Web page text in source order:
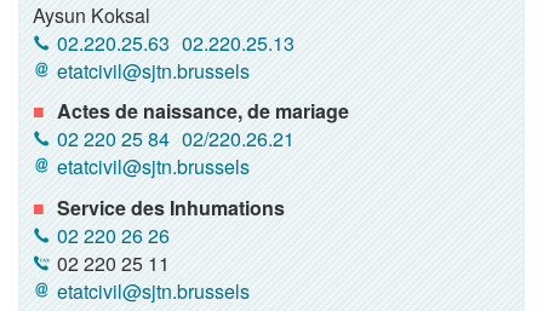
Aysun Koksal
02.220.25.63 02.220.25.13
etatcivil@sjtn.brussels
Actes de naissance, de mariage
02 220 25 84 02/220.26.21
etatcivil@sjtn.brussels
Service des Inhumations
02 220 26 26
02 220 25 11
etatcivil@sjtn.brussels